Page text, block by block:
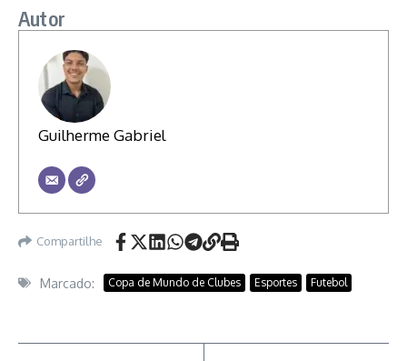
Autor
Guilherme Gabriel
Compartilhe
Marcado: Copa de Mundo de Clubes Esportes Futebol